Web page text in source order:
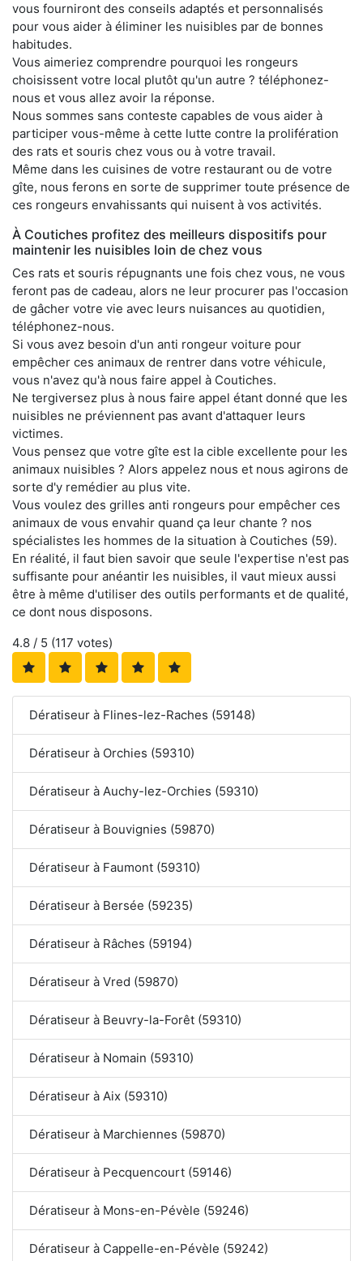
vous fourniront des conseils adaptés et personnalisés
pour vous aider à éliminer les nuisibles par de bonnes
habitudes.
Vous aimeriez comprendre pourquoi les rongeurs
choisissent votre local plutôt qu'un autre ? téléphonez-
nous et vous allez avoir la réponse.
Nous sommes sans conteste capables de vous aider à
participer vous-même à cette lutte contre la prolifération
des rats et souris chez vous ou à votre travail.
Même dans les cuisines de votre restaurant ou de votre
gîte, nous ferons en sorte de supprimer toute présence de
ces rongeurs envahissants qui nuisent à vos activités.
À Coutiches profitez des meilleurs dispositifs pour
maintenir les nuisibles loin de chez vous
Ces rats et souris répugnants une fois chez vous, ne vous
feront pas de cadeau, alors ne leur procurer pas l'occasion
de gâcher votre vie avec leurs nuisances au quotidien,
téléphonez-nous.
Si vous avez besoin d'un anti rongeur voiture pour
empêcher ces animaux de rentrer dans votre véhicule,
vous n'avez qu'à nous faire appel à Coutiches.
Ne tergiversez plus à nous faire appel étant donné que les
nuisibles ne préviennent pas avant d'attaquer leurs
victimes.
Vous pensez que votre gîte est la cible excellente pour les
animaux nuisibles ? Alors appelez nous et nous agirons de
sorte d'y remédier au plus vite.
Vous voulez des grilles anti rongeurs pour empêcher ces
animaux de vous envahir quand ça leur chante ? nos
spécialistes les hommes de la situation à Coutiches (59).
En réalité, il faut bien savoir que seule l'expertise n'est pas
suffisante pour anéantir les nuisibles, il vaut mieux aussi
être à même d'utiliser des outils performants et de qualité,
ce dont nous disposons.
4.8 / 5 (117 votes)
Dératiseur à Flines-lez-Raches (59148)
Dératiseur à Orchies (59310)
Dératiseur à Auchy-lez-Orchies (59310)
Dératiseur à Bouvignies (59870)
Dératiseur à Faumont (59310)
Dératiseur à Bersée (59235)
Dératiseur à Râches (59194)
Dératiseur à Vred (59870)
Dératiseur à Beuvry-la-Forêt (59310)
Dératiseur à Nomain (59310)
Dératiseur à Aix (59310)
Dératiseur à Marchiennes (59870)
Dératiseur à Pecquencourt (59146)
Dératiseur à Mons-en-Pévèle (59246)
Dératiseur à Cappelle-en-Pévèle (59242)